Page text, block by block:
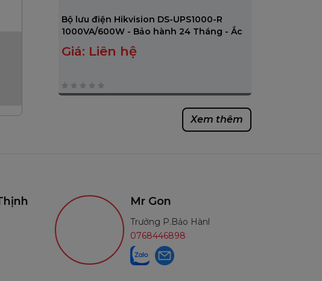
Bộ lưu điện Hikvision DS-UPS1000-R
1000VA/600W - Bảo hành 24 Tháng - Ắc
quy 12 Tháng
Giá: Liên hệ
Xem thêm
Mr Gon
Trưởng P.Bảo Hành MN
0768446898